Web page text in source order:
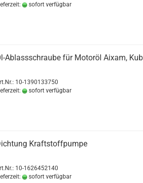
sofort verfügbar
Ablassschraube für Motoröl Aixam,
10-1390133750
sofort verfügbar
Kraftstoffpumpe
10-1626452140
sofort verfügbar